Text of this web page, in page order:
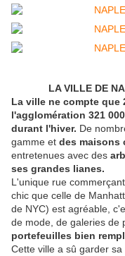
LA VILLE DE
La ville ne compte que
l'agglomération 321
durant l'hiver. De
gamme et des maisons
entretenues avec des
ses grandes lianes.
L'unique rue
chic que celle de
de NYC) est agréable,
de mode, de galeries de
portefeuilles bien
Cette ville a sû garder